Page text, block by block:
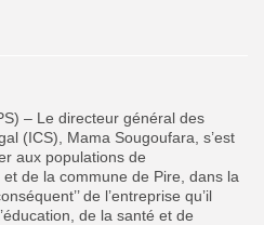
– Le directeur général des
(ICS), Mama Sougoufara, s’est
aux populations de
de la commune de Pire, dans la
de l’entreprise qu’il
de la santé et de